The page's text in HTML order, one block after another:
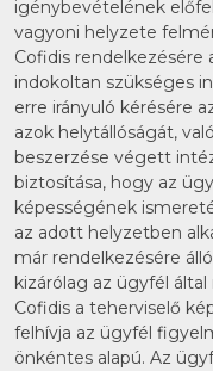
igénybevételének
vagyoni helyzete
Cofidis rendelkezésére
indokoltan szükséges
erre irányuló kérésére
azok helytállóságát,
beszerzése végett
biztosítása, hogy az
képességének
az adott helyzetben
már rendelkezésére
kizárólag az ügyfél
Cofidis a teherviselő
felhívja az ügyfél
önkéntes alapú. Az